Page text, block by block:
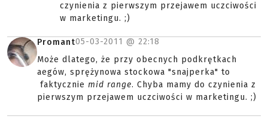
czynienia z pierwszym przejawem uczciwości
w marketingu. ;)
Promant05-03-2011 @ 22:18
Może dlatego, że przy obecnych podkrętkach
aegów, sprężynowa stockowa "snajperka" to
faktycznie mid range. Chyba mamy do czynienia z
pierwszym przejawem uczciwości w marketingu. ;)